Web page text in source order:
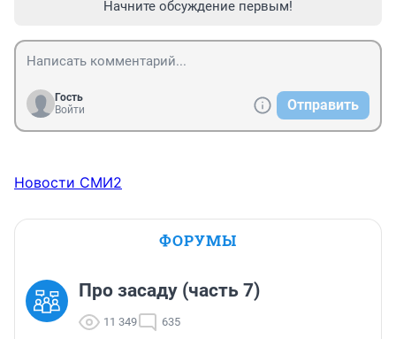
Начните обсуждение первым!
Гость
Войти
Отправить
Новости СМИ2
ФОРУМЫ
Про засаду (часть 7)
11 349 635